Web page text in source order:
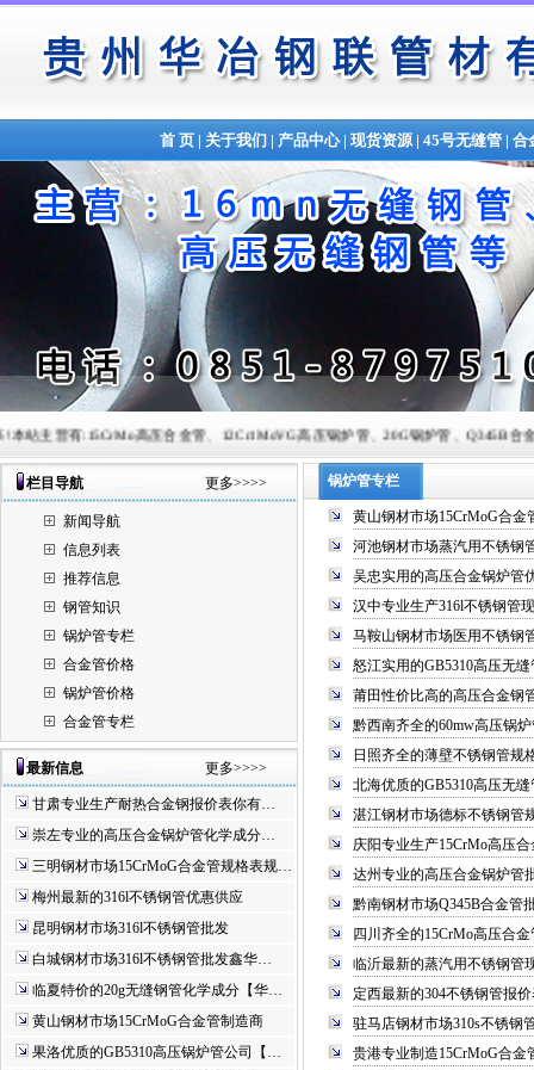
首 页| 关于我们 | 产品中心| 现货资源| 45号无缝管| 合
主营有:15CrMo高压合金管、12Cr1MoVG高压锅炉管、20G锅炉管、Q345B合
栏目导航 更多>>>>
新闻导航
信息列表
推荐信息
钢管知识
锅炉管专栏
合金管价格
锅炉管价格
合金管专栏
最新信息 更多>>>>
甘肃专业生产耐热合金钢报价表你有…
崇左专业的高压合金锅炉管化学成分…
三明钢材市场15CrMoG合金管规格表规…
梅州最新的316l不锈钢管优惠供应
昆明钢材市场316l不锈钢管批发
白城钢材市场316l不锈钢管批发鑫华…
临夏特价的20g无缝钢管化学成分【华…
黄山钢材市场15CrMoG合金管制造商
果洛优质的GB5310高压锅炉管公司【…
锅炉管专栏
黄山钢材市场15CrMoG合金
河池钢材市场蒸汽用不锈钢
吴忠实用的高压合金锅炉管
汉中专业生产316l不锈钢管
马鞍山钢材市场医用不锈钢
怒江实用的GB5310高压无
莆田性价比高的高压合金钢
黔西南齐全的60mw高压锅
日照齐全的薄壁不锈钢管规
北海优质的GB5310高压无
湛江钢材市场德标不锈钢管
庆阳专业生产15CrMo高压
达州专业的高压合金锅炉管
黔南钢材市场Q345B合金管
四川齐全的15CrMo高压合
临沂最新的蒸汽用不锈钢管
定西最新的304不锈钢管报
驻马店钢材市场310s不锈钢
贵港专业制造15CrMoG合金